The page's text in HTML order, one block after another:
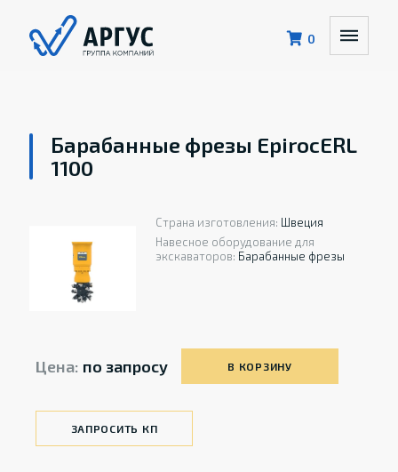
0
Барабанные фрезы EpirocERL
1100
Страна изготовления: Швеция
Навесное оборудование для
экскаваторов: Барабанные фрезы
Цена: по запросу В КОРЗИНУ
ЗАПРОСИТЬ КП